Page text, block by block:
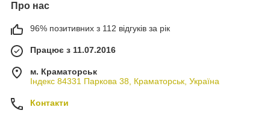
Про нас
96% позитивних з 112 відгуків за рік
Працює з 11.07.2016
м. Краматорськ
Індекс 84331 Паркова 38, Краматорськ, Україна
Контакти